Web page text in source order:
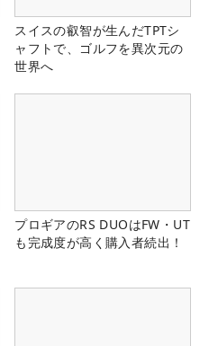
スイスの叡智が生んだTPTシ
ャフトで、ゴルフを異次元の
世界へ
プロギアのRS DUOはFW・UT
も完成度が高く購入者続出！